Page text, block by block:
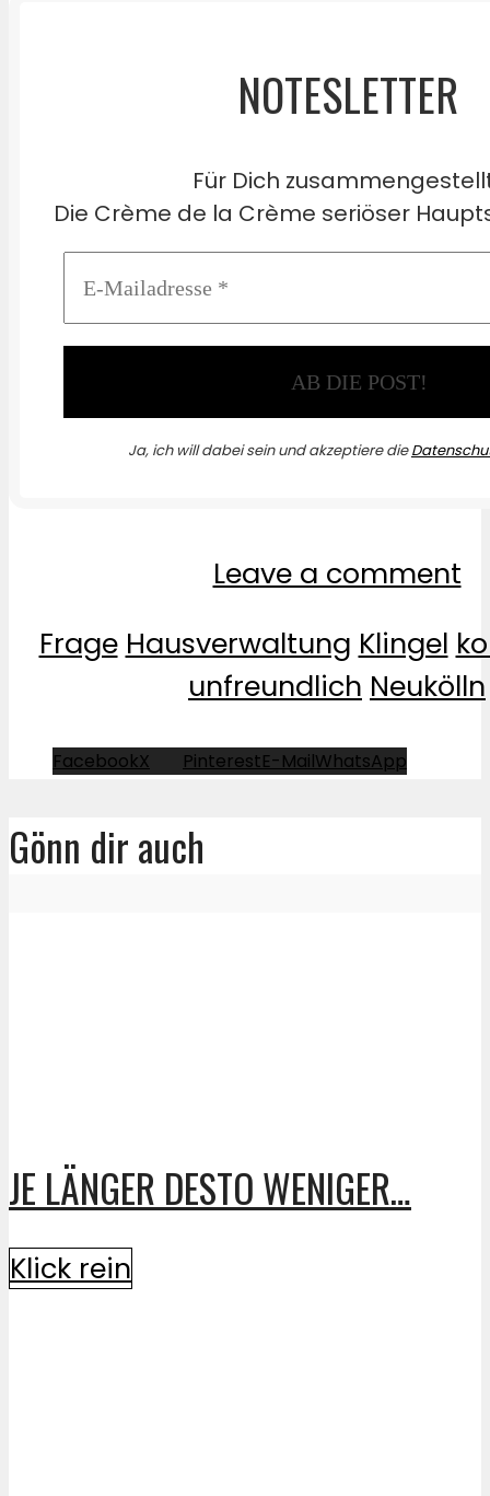
NOTESLETTER
Für Dich
Die Crème de la Crème seriöser
Ja, ich will dabei sein und akzeptiere die
Leave a comment
Frage Hausverwaltung Klingel
unfreundlich Neukölln
FacebookX PinterestE-MailWhatsApp
Gönn dir auch
JE LÄNGER DESTO WENIGER…
Klick rein